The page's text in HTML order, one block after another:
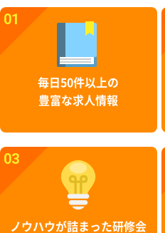
01
毎日50件以上の
豊富な求人情報
03
ノウハウが詰まった研修会